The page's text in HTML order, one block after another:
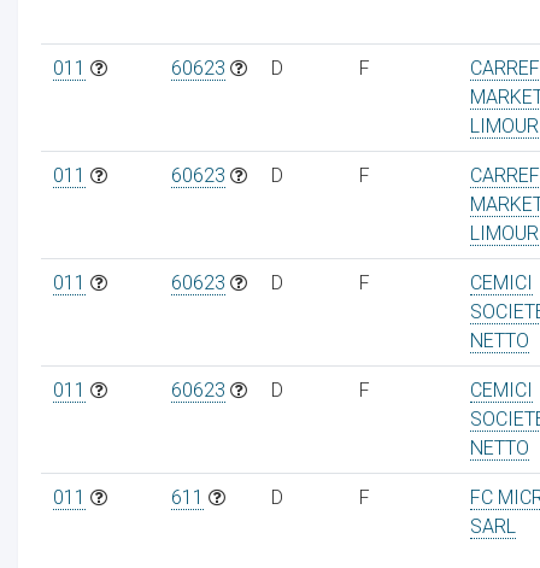
011 60623 D F
011 60623 D F
011 60623 D F
CEMICI
NETTO
011 60623 D F
CEMICI
NETTO
011 611 D F
FC
SARL